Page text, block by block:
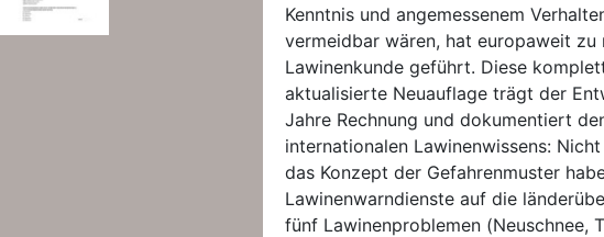
Kenntnis und angemessenem
vermeidbar wären, hat europaweit zu
Lawinenkunde geführt. Diese
aktualisierte Neuauflage trägt der
Jahre Rechnung und dokumentiert
internationalen Lawinenwissens:
das Konzept der Gefahrenmuster
Lawinenwarndienste auf die
fünf Lawinenproblemen (Neuschnee,